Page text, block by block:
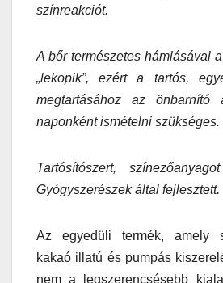
színreakciót.
A bőr természetes hámlásával
„lekopik”, ezért a tartós,
megtartásához az önbarnító
naponként ismételni szükséges.
Tartósítószert,
Gyógyszerészek által fejlesztett.
Az egyedüli termék, amely
kakaó illatú és pumpás
nem a legszerencsésebb